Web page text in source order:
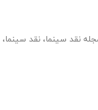
نقد سینما، نقد سینما،